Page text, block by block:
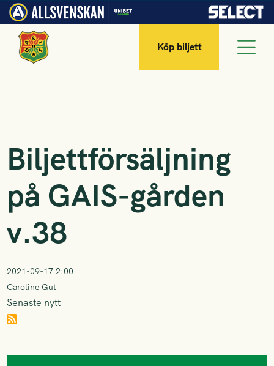
Köp biljett
Biljettförsäljning
på GAIS-gården
v.38
2021-09-17 2:00
Caroline Gut
Senaste nytt